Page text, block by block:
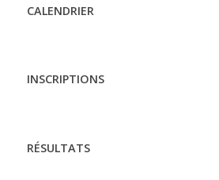
CALENDRIER
INSCRIPTIONS
RÉSULTATS